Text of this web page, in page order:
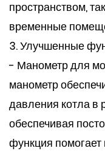
пространством,
временные
3. Улучшенные
- Манометр для
манометр
давления котла в
обеспечивая
функция